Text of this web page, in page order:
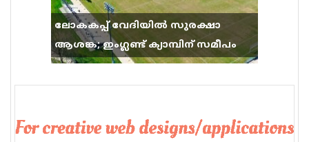
ലോകകപ്പ് വേദിയിൽ സുരക്ഷാ
ആശങ്ക; ഇംഗ്ലണ്ട് ക്യാമ്പിന് സമീപം
വെടിവെപ്പ്, 9 പേർക്ക് പരിക്ക്